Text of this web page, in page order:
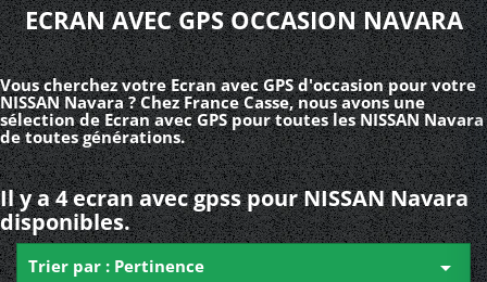
ECRAN AVEC GPS OCCASION NAVARA
Vous cherchez votre Ecran avec GPS d'occasion pour votre
NISSAN Navara ? Chez France Casse, nous avons une
sélection de Ecran avec GPS pour toutes les NISSAN Navara
de toutes générations.
Il y a 4 ecran avec gpss pour NISSAN Navara
disponibles.
Trier par : Pertinence 